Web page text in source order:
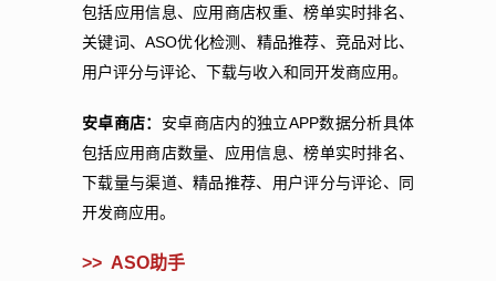
包括应用信息、应用商店权重、榜单实时排名、
关键词、ASO优化检测、精品推荐、竞品对比、
用户评分与评论、下载与收入和同开发商应用。
安卓商店： 安卓商店内的独立APP数据分析具体
包括应用商店数量、应用信息、榜单实时排名、
下载量与渠道、精品推荐、用户评分与评论、同
开发商应用。
>> ASO助手